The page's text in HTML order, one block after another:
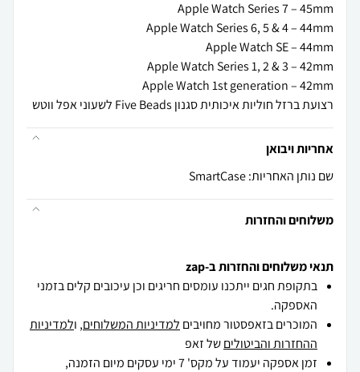
רצועת ברזל חוליות איכותית סגנון Five Beads לשעוני אפל ווטש
אחריות ויבואן
שם נותן האחריות: SmartCase
משלוחים והחזרות
תנאי משלוחים והחזרות ב-zap
בתקופת חגים ייתכנו עומסים חריגים וכן עיכובים קלים בזמני
האספקה.
המוכרים בזאפסטור מחויבים למדיניות המשלוחים, ולמדיניות
ההחזרות והביטוליםשל זאפ
זמן אספקה יעמוד על מקס' 7 ימי עסקים מיום הזמנה,